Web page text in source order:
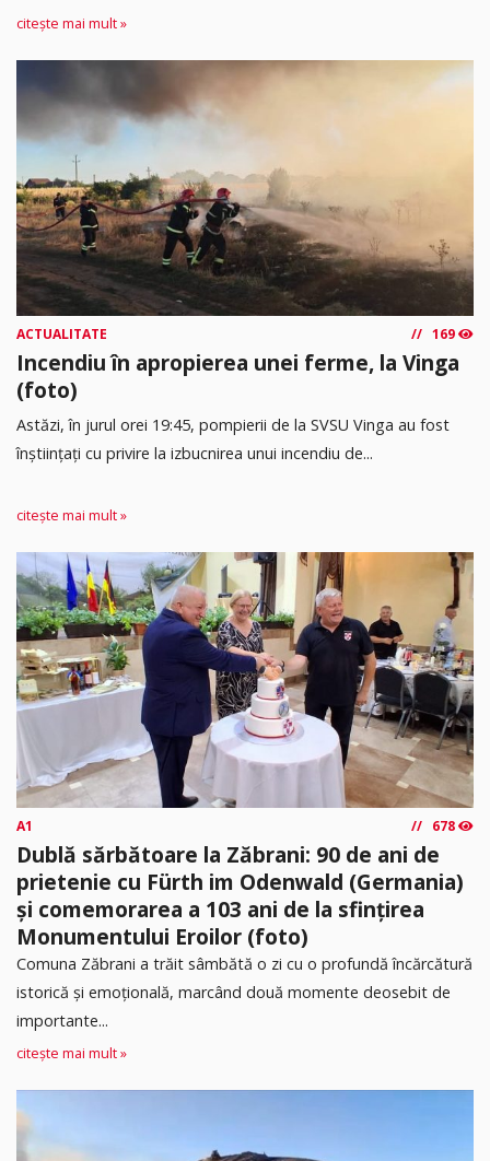
citește mai mult »
ACTUALITATE 169
Incendiu în apropierea unei ferme, la Vinga
(foto)
Astăzi, în jurul orei 19:45, pompierii de la SVSU Vinga au fost
înștiințați cu privire la izbucnirea unui incendiu de...
citește mai mult »
A1 678
Dublă sărbătoare la Zăbrani: 90 de ani de
prietenie cu Fürth im Odenwald (Germania)
și comemorarea a 103 ani de la sfințirea
Monumentului Eroilor (foto)
Comuna Zăbrani a trăit sâmbătă o zi cu o profundă încărcătură
istorică și emoțională, marcând două momente deosebit de
importante...
citește mai mult »